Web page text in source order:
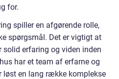
for.
spiller en afgørende rolle,
spørgsmål. Det er vigtigt at
erfaring og viden inden
har et team af erfarne og
løst en lang række komplekse